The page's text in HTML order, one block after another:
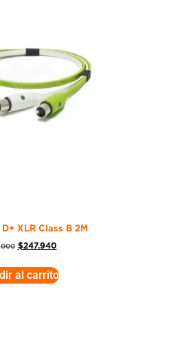
XLR Class B 2M
$247.940
al carrito